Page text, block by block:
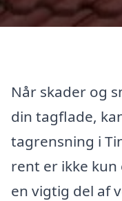
Når skader og
din tagflade,
tagrensning i
rent er ikke
en vigtig del af